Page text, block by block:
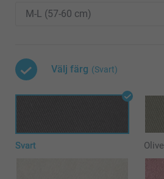
Välj färg (Svart)
Svart Olive